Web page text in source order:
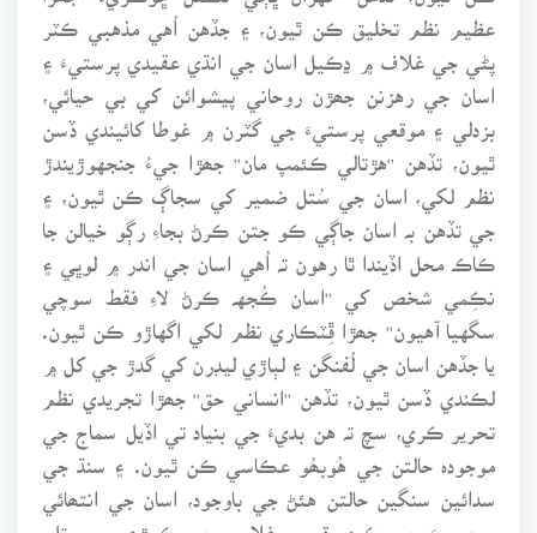
عظيم نظم تخليق ڪن ٿيون، ۽ جڏهن اُهي مذهبي ڪٽر
پڻي جي غلاف ۾ ڍڪيل اسان جي انڌي عقيدي پرستيءَ ۽
اسان جي رهزنن جھڙن روحاني پيشوائن کي بي حيائي،
بزدلي ۽ موقعي پرستيءَ جي گٽرن ۾ غوطا کائيندي ڏسن
ٿيون، تڏهن ''هڙتالي ڪئمپ مان'' جھڙا جيءُ جنجهوڙيندڙ
نظم لکي، اسان جي سُتل ضمير کي سجاڳ ڪن ٿيون، ۽
جي تڏهن بہ اسان جاڳي ڪو جتن ڪرڻ بجاءِ رڳو خيالن جا
ڪاڪ محل اڏيندا ٿا رهون تہ اُهي اسان جي اندر ۾ لوڀي ۽
نڪِمي شخص کي ''اسان ڪُجهہ ڪرڻ لاءِ فقط سوچي
سگهيا آهيون'' جھڙا ڦِٽڪاري نظم لکي اگهاڙو ڪن ٿيون.
يا جڏهن اسان جي لُفنگن ۽ لٻاڙي ليڊرن کي گدڙ جي کل ۾
لڪندي ڏسن ٿيون، تڏهن ''انساني حق'' جھڙا تجريدي نظم
تحرير ڪري، سچ تہ هن بديءَ جي بنياد تي اڏيل سماج جي
موجودہ حالتن جي هُوبھُو عڪاسي ڪن ٿيون. ۽ سنڌ جي
سدائين سنگين حالتن هئڻ جي باوجود، اسان جي انتھائي
بيحسيءَ جي ڪري قومي غلامي جي ڪوڙھہ ۾ ورتل،